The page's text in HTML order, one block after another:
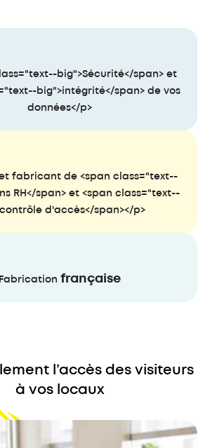
big">Sécurité</span> et
big">intégrité</span> de vos
données</p>
fabricant de <span class="text--
RH</span> et <span class="text--
d'accès</span></p>
Fabrication française
l’accès des visiteurs
à vos locaux